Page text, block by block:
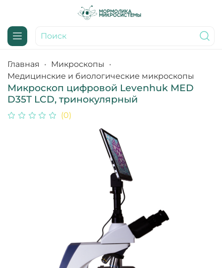
Главная
Микроскопы
Медицинские и биологические микроскопы
Микроскоп цифровой Levenhuk MED
D35T LCD, тринокулярный
(0)